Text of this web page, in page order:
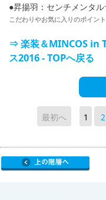
●昇揚羽：センチメンタ
こだわりやお気に入りのポイン
⇒ 楽装＆MINCOS in
ス2016 - TOPへ戻る
最初へ 1 2